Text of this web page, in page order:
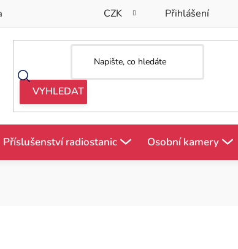
CZK Přihlášení
Příslušenství radiostanic Osobní kamery